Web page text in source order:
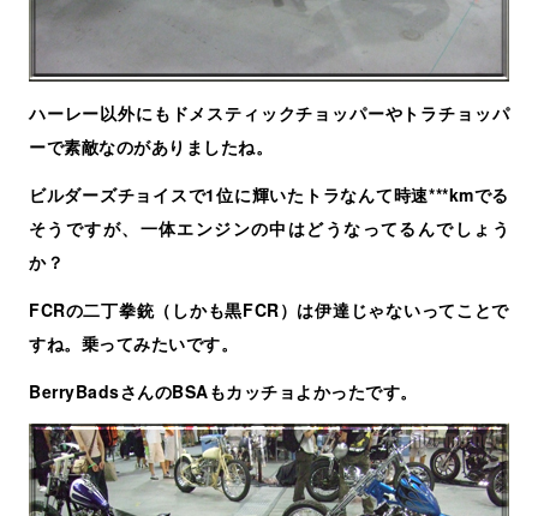
ハーレー以外にもドメスティックチョッパーやトラチョッパ
ーで素敵なのがありましたね。
ビルダーズチョイスで1位に輝いたトラなんて時速***kmでる
そうですが、一体エンジンの中はどうなってるんでしょう
か？
FCRの二丁拳銃（しかも黒FCR）は伊達じゃないってことで
すね。乗ってみたいです。
BerryBadsさんのBSAもカッチョよかったです。